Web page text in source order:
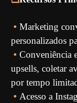
•Marketing
personalizados
•Conveniência
upsells, coletar
por tempo
•Acesso a